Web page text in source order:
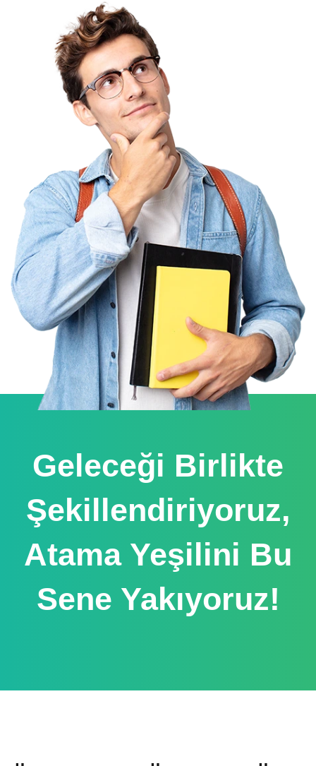
Geleceği Birlikte
Şekillendiriyoruz,
Atama Yeşilini Bu
Sene Yakıyoruz!